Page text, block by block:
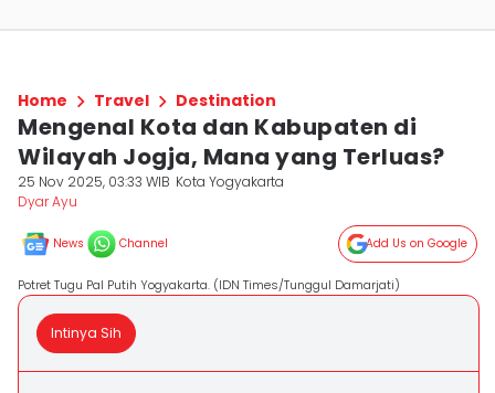
Home Travel Destination
Mengenal Kota dan Kabupaten di
Wilayah Jogja, Mana yang Terluas?
25 Nov 2025, 03:33 WIB Kota Yogyakarta
Dyar Ayu
News Channel Add Us on Google
Potret Tugu Pal Putih Yogyakarta. (IDN Times/Tunggul Damarjati)
Intinya Sih